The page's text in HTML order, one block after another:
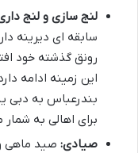
لنج سازی و لنج
سابقه ای دیرینه
رونق گذشته خود
این زمینه ادامه
بندرعباس به دبی
برای اهالی به
صیادی: صید ماهی و